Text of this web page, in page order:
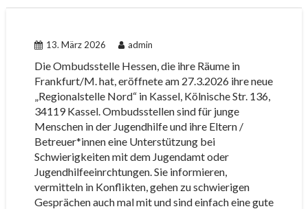
13. März 2026 admin
Die Ombudsstelle Hessen, die ihre Räume in
Frankfurt/M. hat, eröffnete am 27.3.2026 ihre neue
„Regionalstelle Nord“ in Kassel, Kölnische Str. 136,
34119 Kassel. Ombudsstellen sind für junge
Menschen in der Jugendhilfe und ihre Eltern /
Betreuer*innen eine Unterstützung bei
Schwierigkeiten mit dem Jugendamt oder
Jugendhilfeeinrchtungen. Sie informieren,
vermitteln in Konflikten, gehen zu schwierigen
Gesprächen auch mal mit und sind einfach eine gute